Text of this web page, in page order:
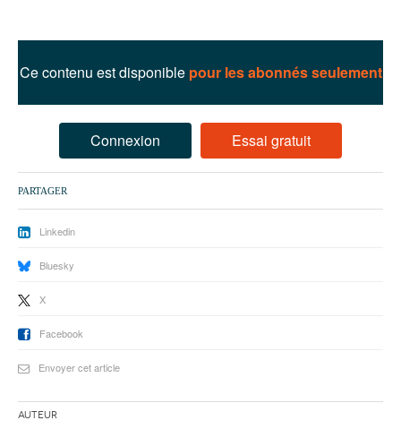
Ce contenu est disponible pour les abonnés seulement
Connexion Essai gratuit
PARTAGER
Linkedin
Bluesky
X
Facebook
Envoyer cet article
Auteur